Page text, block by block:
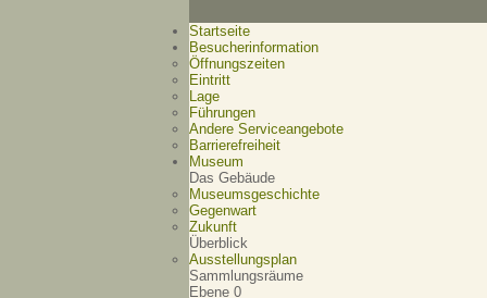
Startseite
Besucherinformation
Öffnungszeiten
Eintritt
Lage
Führungen
Andere Serviceangebote
Barrierefreiheit
Museum
Das Gebäude
Museumsgeschichte
Gegenwart
Zukunft
Überblick
Ausstellungsplan
Sammlungsräume
Ebene 0